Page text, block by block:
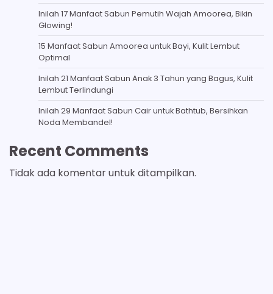
Inilah 17 Manfaat Sabun Pemutih Wajah Amoorea, Bikin
Glowing!
15 Manfaat Sabun Amoorea untuk Bayi, Kulit Lembut
Optimal
Inilah 21 Manfaat Sabun Anak 3 Tahun yang Bagus, Kulit
Lembut Terlindungi
Inilah 29 Manfaat Sabun Cair untuk Bathtub, Bersihkan
Noda Membandel!
Recent Comments
Tidak ada komentar untuk ditampilkan.